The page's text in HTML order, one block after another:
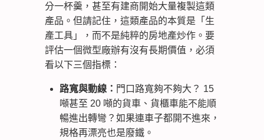
分一杯羹，甚至有建商開始大量複製這類
產品。但請記住，這類產品的本質是「生
產工具」，而不是純粹的房地產炒作。要
評估一個微型廠辦有沒有長期價值，必須
看以下三個指標：
路寬與動線： 門口路寬夠不夠大？ 15
噸甚至 20 噸的貨車、貨櫃車能不能順
暢進出轉彎？如果連車子都開不進來，
規格再漂亮也是廢鐵。